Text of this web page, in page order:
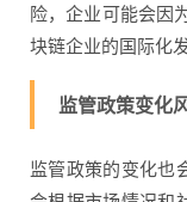
险，企业可能会因
块链企业的国际化
监管政策变化
监管政策的变化也